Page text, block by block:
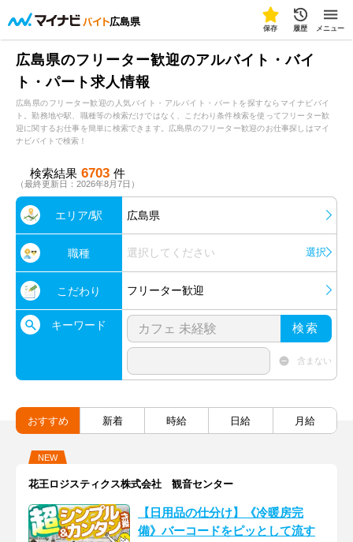
広島県
保存 履歴 メニュー
広島県のフリーター歓迎のアルバイト・バイ
ト・パート求人情報
広島県のフリーター歓迎の人気バイト・アルバイト・パートを探すならマイナビバイ
ト。勤務地や駅、職種等の検索だけではなく、こだわり条件検索を使ってフリーター歓
迎に関するお仕事を簡単に検索できます。広島県のフリーター歓迎のお仕事探しはマイ
ナビバイトで検索！
検索結果 6703 件
（最終更新日：2026年8月7日）
エリア/駅 広島県
職種 選択してください 選択
こだわり フリーター歓迎
キーワード 検索
含まない
おすすめ 新着 時給 日給 月給
NEW
花王ロジスティクス株式会社 観音センター
【日用品の仕分け】《冷暖房完
備》バーコードをピッとして流す